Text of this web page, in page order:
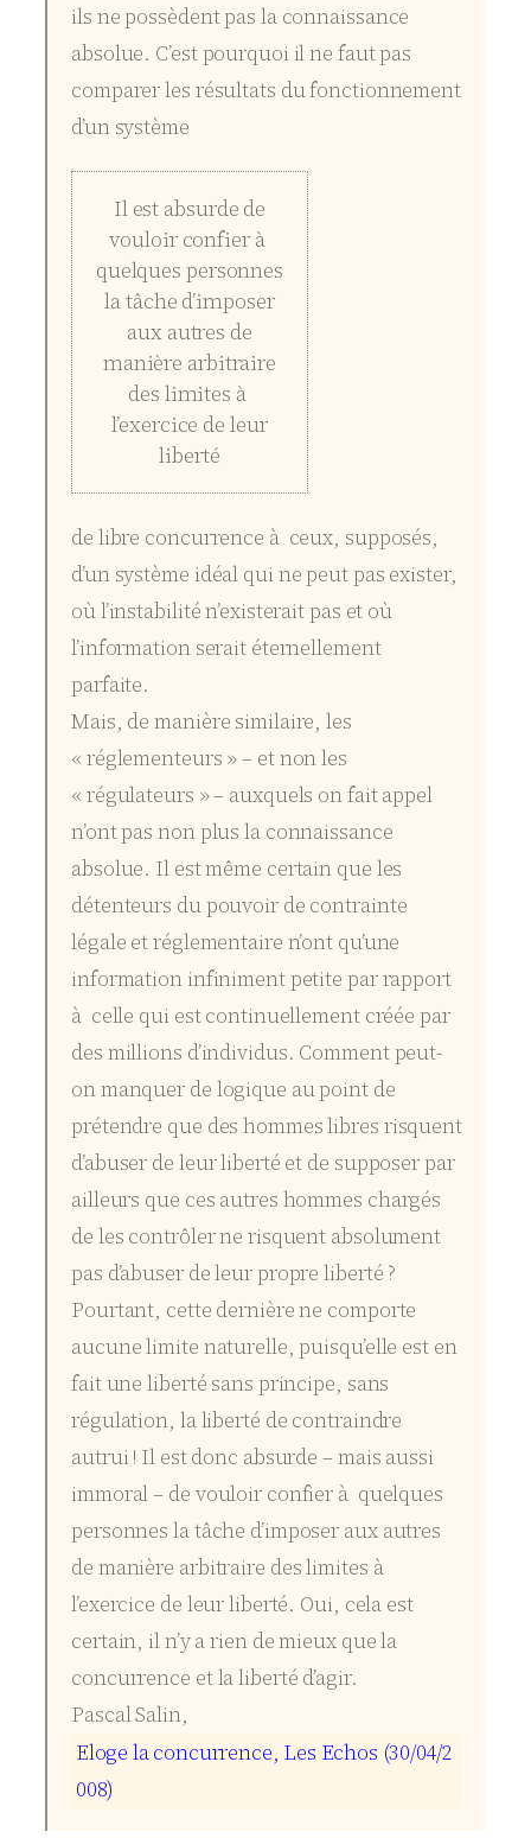
ils ne possèdent pas la connaissance
absolue. C’est pourquoi il ne faut pas
comparer les résultats du fonctionnement
d’un système
Il est absurde de
vouloir confier à
quelques personnes
la tâche d’imposer
aux autres de
manière arbitraire
des limites à
l’exercice de leur
liberté
de libre concurrence à ceux, supposés,
d’un système idéal qui ne peut pas exister,
où l’instabilité n’existerait pas et où
l’information serait éternellement
parfaite.
Mais, de manière similaire, les
« réglementeurs » – et non les
« régulateurs » – auxquels on fait appel
n’ont pas non plus la connaissance
absolue. Il est même certain que les
détenteurs du pouvoir de contrainte
légale et réglementaire n’ont qu’une
information infiniment petite par rapport
à celle qui est continuellement créée par
des millions d’individus. Comment peut-
on manquer de logique au point de
prétendre que des hommes libres risquent
d’abuser de leur liberté et de supposer par
ailleurs que ces autres hommes chargés
de les contrôler ne risquent absolument
pas d’abuser de leur propre liberté ?
Pourtant, cette dernière ne comporte
aucune limite naturelle, puisqu’elle est en
fait une liberté sans principe, sans
régulation, la liberté de contraindre
autrui ! Il est donc absurde – mais aussi
immoral – de vouloir confier à quelques
personnes la tâche d’imposer aux autres
de manière arbitraire des limites à
l’exercice de leur liberté. Oui, cela est
certain, il n’y a rien de mieux que la
concurrence et la liberté d’agir.
PascalSalin,
Eloge laconcurrence, Les Echos (30/04/2
008)